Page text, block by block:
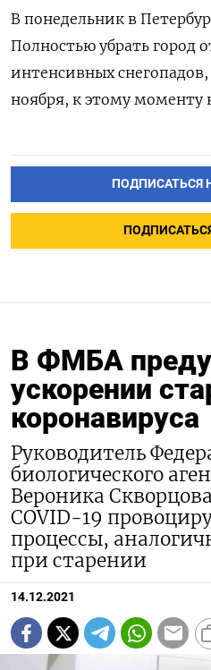
В понедельник в
Полностью убрать город
интенсивных
ноября, к этому моменту
ПОДПИСАТЬСЯ
ПОДПИСАТЬСЯ
В ФМБА
ускорении
коронавируса
Руководитель
биологического
Вероника
COVID-19
процессы,
при старении
14.12.2021